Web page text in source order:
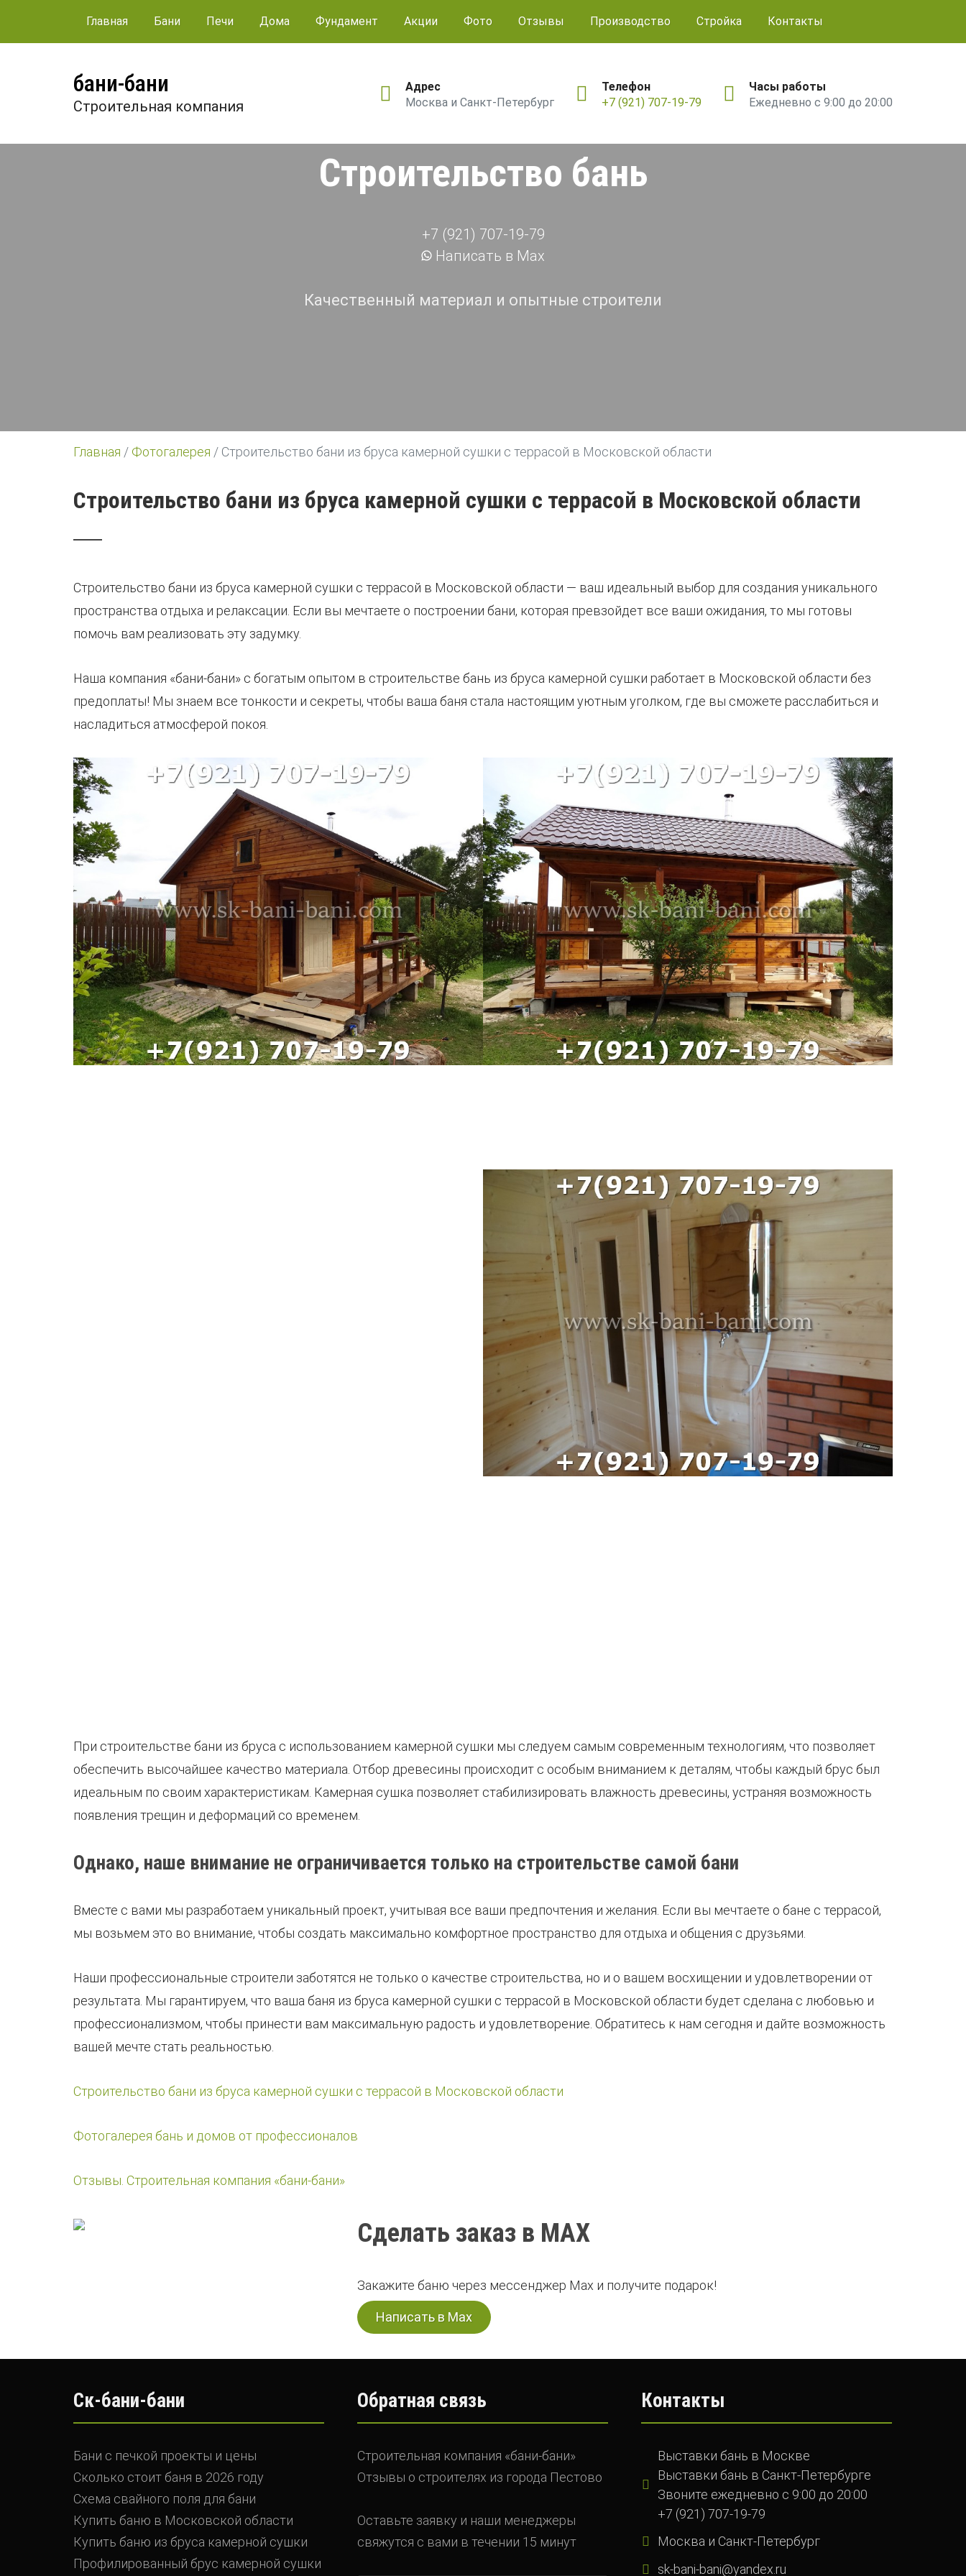
Главная Бани Печи Дома Фундамент Акции Фото Отзывы Производство Стройка Контакты
бани-бани
Строительная компания
Адрес
Москва и Санкт-Петербург
Телефон
+7 (921) 707-19-79
Часы работы
Ежедневно с 9:00 до 20:00
Строительство бань
+7 (921) 707-19-79
Написать в Max
Качественный материал и опытные строители
Главная / Фотогалерея / Строительство бани из бруса камерной сушки с террасой в Московской области
Строительство бани из бруса камерной сушки с террасой в Московской области
Строительство бани из бруса камерной сушки с террасой в Московской области — ваш идеальный выбор для создания уникального
пространства отдыха и релаксации. Если вы мечтаете о построении бани, которая превзойдет все ваши ожидания, то мы готовы
помочь вам реализовать эту задумку.
Наша компания «бани-бани» с богатым опытом в строительстве бань из бруса камерной сушки работает в Московской области без
предоплаты! Мы знаем все тонкости и секреты, чтобы ваша баня стала настоящим уютным уголком, где вы сможете расслабиться и
насладиться атмосферой покоя.
При строительстве бани из бруса с использованием камерной сушки мы следуем самым современным технологиям, что позволяет
обеспечить высочайшее качество материала. Отбор древесины происходит с особым вниманием к деталям, чтобы каждый брус был
идеальным по своим характеристикам. Камерная сушка позволяет стабилизировать влажность древесины, устраняя возможность
появления трещин и деформаций со временем.
Однако, наше внимание не ограничивается только на строительстве самой бани
Вместе с вами мы разработаем уникальный проект, учитывая все ваши предпочтения и желания. Если вы мечтаете о бане с террасой,
мы возьмем это во внимание, чтобы создать максимально комфортное пространство для отдыха и общения с друзьями.
Наши профессиональные строители заботятся не только о качестве строительства, но и о вашем восхищении и удовлетворении от
результата. Мы гарантируем, что ваша баня из бруса камерной сушки с террасой в Московской области будет сделана с любовью и
профессионализмом, чтобы принести вам максимальную радость и удовлетворение. Обратитесь к нам сегодня и дайте возможность
вашей мечте стать реальностью.
Строительство бани из бруса камерной сушки с террасой в Московской области
Фотогалерея бань и домов от профессионалов
Отзывы. Строительная компания «бани-бани»
Сделать заказ в MAX
Закажите баню через мессенджер Max и получите подарок!
Написать в Max
Ск-бани-бани
Бани с печкой проекты и цены
Сколько стоит баня в 2026 году
Схема свайного поля для бани
Купить баню в Московской области
Купить баню из бруса камерной сушки
Профилированный брус камерной сушки
Обратная связь
Строительная компания «бани-бани»
Отзывы о строителях из города Пестово
Оставьте заявку и наши менеджеры
свяжутся с вами в течении 15 минут
Контакты
Выставки бань в Москве
Выставки бань в Санкт-Петербурге
Звоните ежедневно с 9:00 до 20:00
+7 (921) 707-19-79
Москва и Санкт-Петербург
sk-bani-bani@yandex.ru